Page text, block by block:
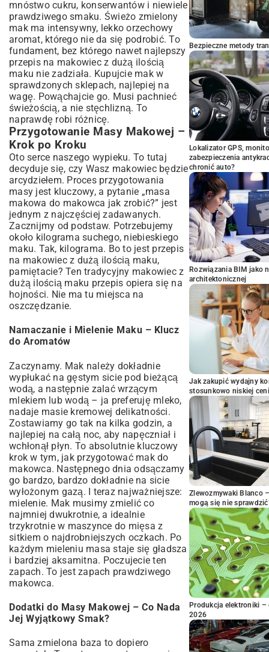
mnóstwo cukru, konserwantów i niewiele
prawdziwego smaku. Świeżo zmielony
mak ma intensywny, lekko orzechowy
aromat, którego nie da się podrobić. To
fundament, bez którego nawet najlepszy
przepis na makowiec z dużą ilością
maku nie zadziała. Kupujcie mak w
sprawdzonych sklepach, najlepiej na
wagę. Powąchajcie go. Musi pachnieć
świeżością, a nie stęchlizną. To
naprawdę robi różnicę.
Przygotowanie Masy Makowej –
Krok po Kroku
Oto serce naszego wypieku. To tutaj
decyduje się, czy Wasz makowiec będzie
arcydziełem. Proces przygotowania
masy jest kluczowy, a pytanie „masa
makowa do makowca jak zrobić?” jest
jednym z najczęściej zadawanych.
Zacznijmy od podstaw. Potrzebujemy
około kilograma suchego, niebieskiego
maku. Tak, kilograma. Bo to jest przepis
na makowiec z dużą ilością maku,
pamiętacie? Ten tradycyjny makowiec z
dużą ilością maku przepis opiera się na
hojności. Nie ma tu miejsca na
oszczędzanie.
Namaczanie i Mielenie Maku – Klucz
do Aromatów
Zaczynamy. Mak należy dokładnie
wypłukać na gęstym sicie pod bieżącą
wodą, a następnie zalać wrzącym
mlekiem lub wodą – ja preferuję mleko,
nadaje masie kremowej delikatności.
Zostawiamy go tak na kilka godzin, a
najlepiej na całą noc, aby napęczniał i
wchłonął płyn. To absolutnie kluczowy
krok w tym, jak przygotować mak do
makowca. Następnego dnia odsączamy
go bardzo, bardzo dokładnie na sicie
wyłożonym gazą. I teraz najważniejsze:
mielenie. Mak musimy zmielić co
najmniej dwukrotnie, a idealnie
trzykrotnie w maszynce do mięsa z
sitkiem o najdrobniejszych oczkach. Po
każdym mieleniu masa staje się gładsza
i bardziej aksamitna. Poczujecie ten
zapach. To jest zapach prawdziwego
makowca.
Dodatki do Masy Makowej – Co Nada
Jej Wyjątkowy Smak?
Sama zmielona baza to dopiero
Bezpieczne metody
Lokalizator GPS,
zabezpieczenia
chronić auto?
Rozwiązania BIM jako
architektonicznej
Jak zakupić wydajny
stosunkowo niskiej
Zlewozmywaki Blanco
mogą się nie
Produkcja elektroniki –
2026